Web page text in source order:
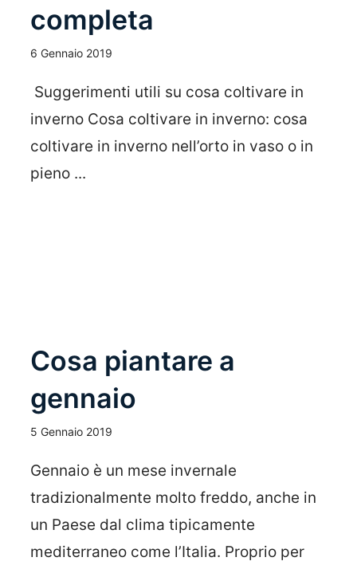
completa
6 Gennaio 2019
Suggerimenti utili su cosa coltivare in
inverno Cosa coltivare in inverno: cosa
coltivare in inverno nell’orto in vaso o in
pieno ...
Cosa piantare a
gennaio
5 Gennaio 2019
Gennaio è un mese invernale
tradizionalmente molto freddo, anche in
un Paese dal clima tipicamente
mediterraneo come l’Italia. Proprio per